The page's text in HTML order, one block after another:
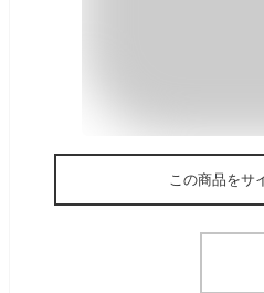
この商品をサ